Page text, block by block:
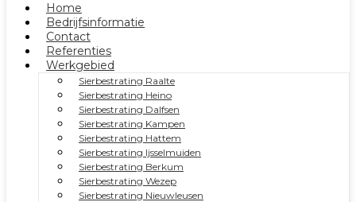
Home
Bedrijfsinformatie
Contact
Referenties
Werkgebied
Sierbestrating Raalte
Sierbestrating Heino
Sierbestrating Dalfsen
Sierbestrating Kampen
Sierbestrating Hattem
Sierbestrating Ijsselmuiden
Sierbestrating Berkum
Sierbestrating Wezep
Sierbestrating Nieuwleusen